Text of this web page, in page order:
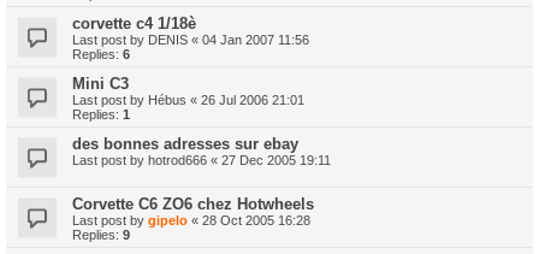
corvette c4 1/18è
Last post by DENIS « 04 Jan 2007 11:56
Replies: 6
Mini C3
Last post by Hébus « 26 Jul 2006 21:01
Replies: 1
des bonnes adresses sur ebay
Last post by hotrod666 « 27 Dec 2005 19:11
Corvette C6 ZO6 chez Hotwheels
Last post by gipelo « 28 Oct 2005 16:28
Replies: 9